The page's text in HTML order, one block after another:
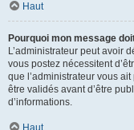
Haut
Pourquoi mon message
L’administrateur peut avoir
vous postez nécessitent
que l’administrateur vous
être validés avant d’être
d’informations.
Haut